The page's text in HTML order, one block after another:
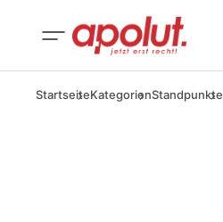
StartseiteKategorienStandpunkte